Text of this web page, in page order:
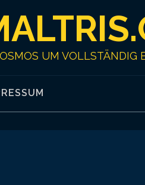
UM VOLLSTÄNDIG